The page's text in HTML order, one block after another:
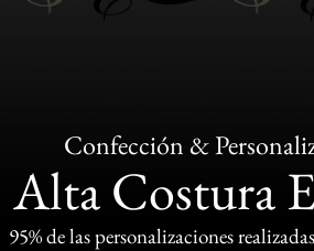
Confección &
Alta Costura
95% de las personalizaciones